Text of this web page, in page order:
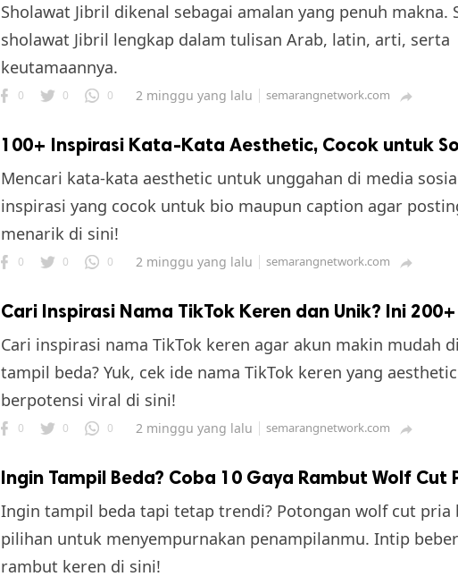
Sholawat Jibril dikenal sebagai amalan yang penuh makna.
sholawat Jibril lengkap dalam tulisan Arab, latin, arti, serta
keutamaannya.
0 0 0 2 minggu yang lalu semarangnetwork.com 
100+ Inspirasi Kata-Kata Aesthetic, Cocok untuk
Mencari kata-kata aesthetic untuk unggahan di media
inspirasi yang cocok untuk bio maupun caption agar
menarik di sini!
0 0 0 2 minggu yang lalu semarangnetwork.com 
Cari Inspirasi Nama TikTok Keren dan Unik? Ini
Cari inspirasi nama TikTok keren agar akun makin mudah
tampil beda? Yuk, cek ide nama TikTok keren yang
berpotensi viral di sini!
0 0 0 2 minggu yang lalu semarangnetwork.com 
Ingin Tampil Beda? Coba 10 Gaya Rambut Wolf Cut
Ingin tampil beda tapi tetap trendi? Potongan wolf cut pria
pilihan untuk menyempurnakan penampilanmu. Intip
rambut keren di sini!